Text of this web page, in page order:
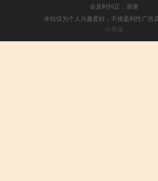
会及时纠正，谢谢
本站仅为个人兴趣爱好，不接盈利性广告
小男孩